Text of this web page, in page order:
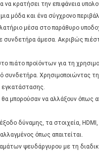
να κρατήσει την επιφάνεια
μόδα και ένα σύγχρονο
μέσα στο παράθυρο
άμεσα. Ακριβώς
πιάτο προϊόντων για τη
συνδετήρα. Χρησιμοποιώντας
εγκατάστασης.
μπορούσαν να αλλάξουν όπως
δύναμης, τα στοιχεία,
όπως απαιτείται.
ψευδάργυρου με τη